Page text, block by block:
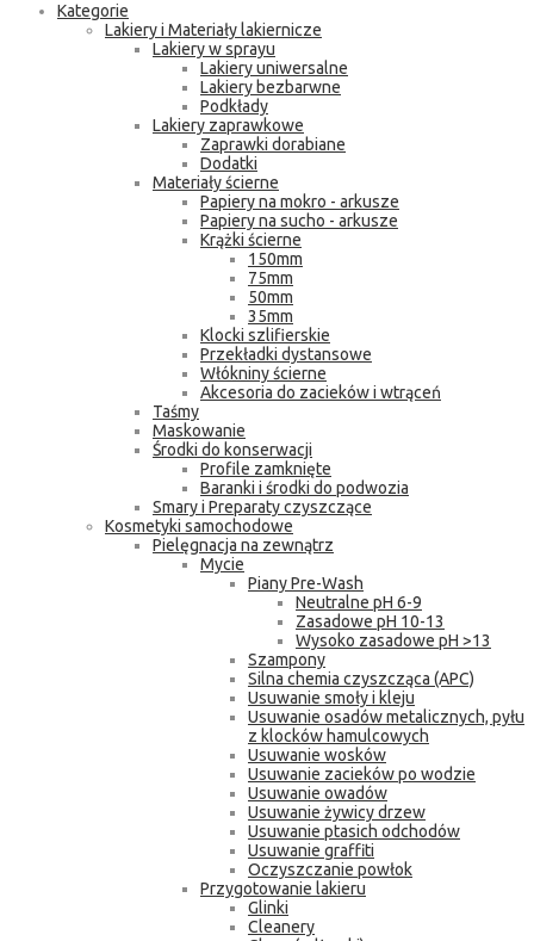
Kategorie
Lakiery i Materiały lakiernicze
Lakiery w sprayu
Lakiery uniwersalne
Lakiery bezbarwne
Podkłady
Lakiery zaprawkowe
Zaprawki dorabiane
Dodatki
Materiały ścierne
Papiery na mokro - arkusze
Papiery na sucho - arkusze
Krążki ścierne
150mm
75mm
50mm
35mm
Klocki szlifierskie
Przekładki dystansowe
Włókniny ścierne
Akcesoria do zacieków i wtrąceń
Taśmy
Maskowanie
Środki do konserwacji
Profile zamknięte
Baranki i środki do podwozia
Smary i Preparaty czyszczące
Kosmetyki samochodowe
Pielęgnacja na zewnątrz
Mycie
Piany Pre-Wash
Neutralne pH 6-9
Zasadowe pH 10-13
Wysoko zasadowe pH >13
Szampony
Silna chemia czyszcząca (APC)
Usuwanie smoły i kleju
Usuwanie osadów metalicznych, pyłu
z klocków hamulcowych
Usuwanie wosków
Usuwanie zacieków po wodzie
Usuwanie owadów
Usuwanie żywicy drzew
Usuwanie ptasich odchodów
Usuwanie graffiti
Oczyszczanie powłok
Przygotowanie lakieru
Glinki
Cleanery